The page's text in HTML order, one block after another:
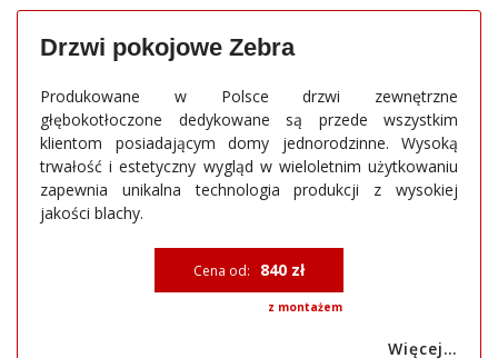
Drzwi pokojowe Zebra
Produkowane w Polsce drzwi zewnętrzne
głębokotłoczone dedykowane są przede wszystkim
klientom posiadającym domy jednorodzinne. Wysoką
trwałość i estetyczny wygląd w wieloletnim użytkowaniu
zapewnia unikalna technologia produkcji z wysokiej
jakości blachy.
Cena od: 840 zł
z montażem
Więcej…